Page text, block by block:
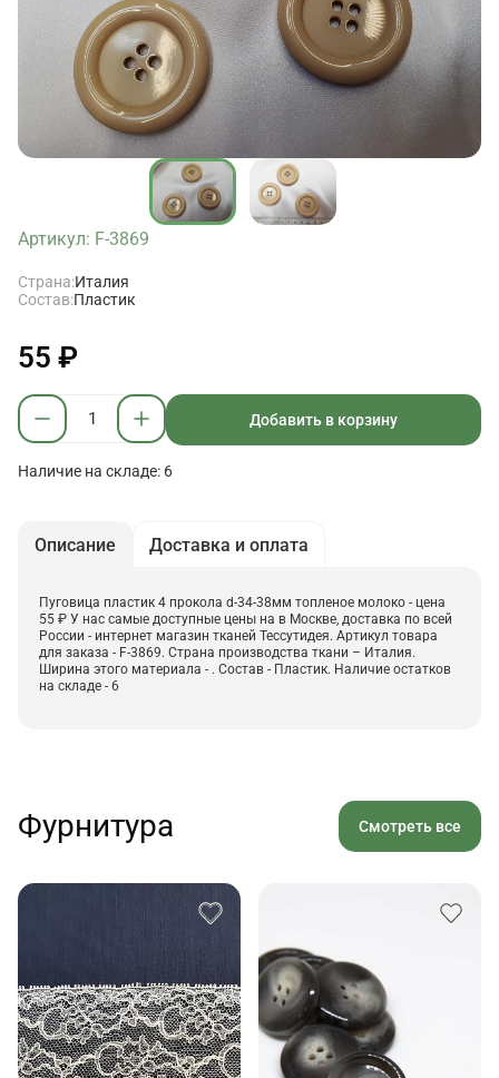
Артикул: F-3869
Страна:Италия
Состав:Пластик
55 ₽
Добавить в корзину
Наличие на складе: 6
Описание Доставка и оплата
Пуговица пластик 4 прокола d-34-38мм топленое молоко - цена
55 ₽ У нас самые доступные цены на в Москве, доставка по всей
России - интернет магазин тканей Тессутидея. Артикул товара
для заказа - F-3869. Страна производства ткани – Италия.
Ширина этого материала - . Состав - Пластик. Наличие остатков
на складе - 6
Фурнитура Смотреть все